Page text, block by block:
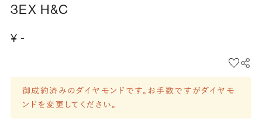
3EX H&C
¥ -
御成約済みのダイヤモンドです。お手数ですがダイヤモ
ンドを変更してください。